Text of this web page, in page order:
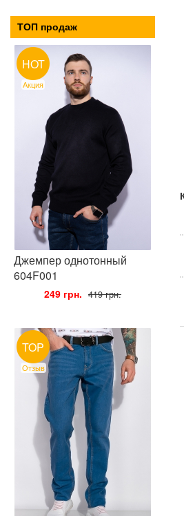
ТОП продаж
HOT
Акция
Джемпер однотонный
604F001
249 грн. 419 грн.
TOP
Отзыв